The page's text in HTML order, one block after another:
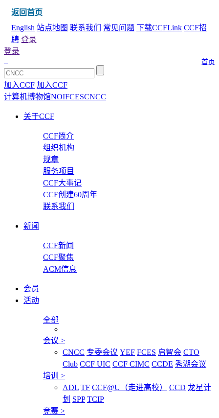
返回首页
English 站点地图 联系我们 常见问题 下载CCFLink CCF招
聘 登录
首页
登录
加入CCF 加入CCF
计算机博物馆NOIFCESCNCC
关于CCF
CCF简介
组织机构
规章
服务项目
CCF大事记
CCF创建60周年
联系我们
新闻
CCF新闻
CCF聚焦
ACM信息
会员
活动
全部
会议 >
CNCC 专委会议 YEF FCES 启智会 CTO
Club CCF UIC CCF CIMC CCDE 秀湖会议
培训 >
ADL TF CCF@U（走进高校） CCD 龙星计
划 SPP TCIP
竞赛 >